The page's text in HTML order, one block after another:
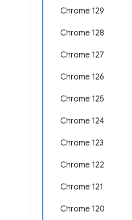
Chrome 129
Chrome 128
Chrome 127
Chrome 126
Chrome 125
Chrome 124
Chrome 123
Chrome 122
Chrome 121
Chrome 120